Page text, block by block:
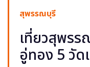
สุพรรณบุรี
เที่ยวสุพรร
อู่ทอง 5 วัด